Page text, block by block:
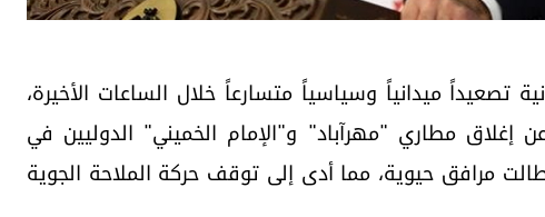
الإيرانية تصعيداً ميدانياً وسياسياً متسارعاً خلال الساعات الأخيرة،
إغلاق مطاري "مهرآباد" و"الإمام الخميني" الدوليين في
مرافق حيوية، مما أدى إلى توقف حركة الملاحة الجوية